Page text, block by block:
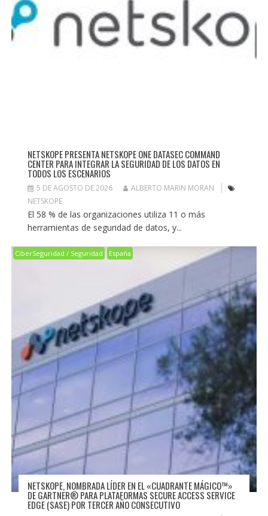
NETSKOPE PRESENTA NETSKOPE ONE DATASEC COMMAND
CENTER PARA INTEGRAR LA SEGURIDAD DE LOS DATOS EN
TODOS LOS ESCENARIOS
5 DE AGOSTO DE 2026
ALBERTO MARIN MORAN
NETSKOPE
El 58 % de las organizaciones utiliza 11 o más
herramientas de seguridad de datos, y...
CiberSeguridad / Seguridad España
NETSKOPE, NOMBRADA LÍDER EN EL «CUADRANTE MÁGICO™»
DE GARTNER® PARA PLATAFORMAS SECURE ACCESS SERVICE
EDGE (SASE) POR TERCER AÑO CONSECUTIVO